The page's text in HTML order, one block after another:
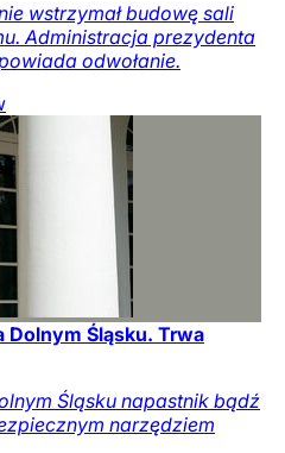
wstrzymał budowę sali
Administracja prezydenta
odwołanie.
Dolnym Śląsku. Trwa
Śląsku napastnik bądź
narzędziem